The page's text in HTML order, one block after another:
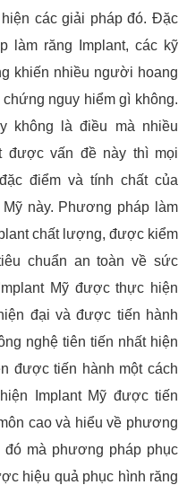
các giải pháp đó. Đặc
làm răng Implant, các kỹ
khiến nhiều người hoang
nguy hiểm gì không.
không là điều mà nhiều
được vấn đề này thì mọi
điểm và tính chất của
này. Phương pháp làm
chất lượng, được kiểm
chuẩn an toàn về sức
Mỹ được thực hiện
đại và được tiến hành
nghệ tiên tiến nhất hiện
được tiến hành một cách
Implant Mỹ được tiến
cao và hiểu về phương
đó mà phương pháp phục
hiệu quả phục hình răng